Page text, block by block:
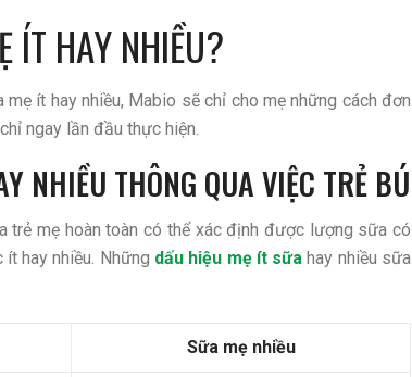
ÍT HAY NHIỀU?
ít hay nhiều, Mabio sẽ chỉ cho mẹ những cách đơn
ngay lần đầu thực hiện.
NHIỀU THÔNG QUA VIỆC TRẺ BÚ
trẻ mẹ hoàn toàn có thể xác định được lượng sữa có
hay nhiều. Những dấu hiệu mẹ ít sữa hay nhiều sữa
Sữa mẹ nhiều